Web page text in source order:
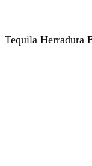
Tequila Herradura